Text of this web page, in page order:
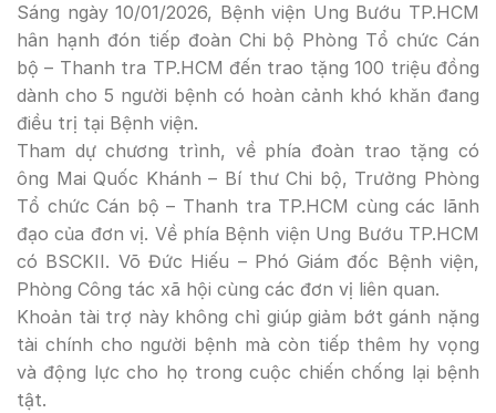
Sáng ngày 10/01/2026, Bệnh viện Ung Bướu TP.HCM
hân hạnh đón tiếp đoàn Chi bộ Phòng Tổ chức Cán
bộ – Thanh tra TP.HCM đến trao tặng 100 triệu đồng
dành cho 5 người bệnh có hoàn cảnh khó khăn đang
điều trị tại Bệnh viện.
Tham dự chương trình, về phía đoàn trao tặng có
ông Mai Quốc Khánh – Bí thư Chi bộ, Trưởng Phòng
Tổ chức Cán bộ – Thanh tra TP.HCM cùng các lãnh
đạo của đơn vị. Về phía Bệnh viện Ung Bướu TP.HCM
có BSCKII. Võ Đức Hiếu – Phó Giám đốc Bệnh viện,
Phòng Công tác xã hội cùng các đơn vị liên quan.
Khoản tài trợ này không chỉ giúp giảm bớt gánh nặng
tài chính cho người bệnh mà còn tiếp thêm hy vọng
và động lực cho họ trong cuộc chiến chống lại bệnh
tật.